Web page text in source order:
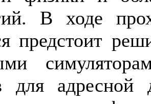
В ходе
предстоит
для адресной